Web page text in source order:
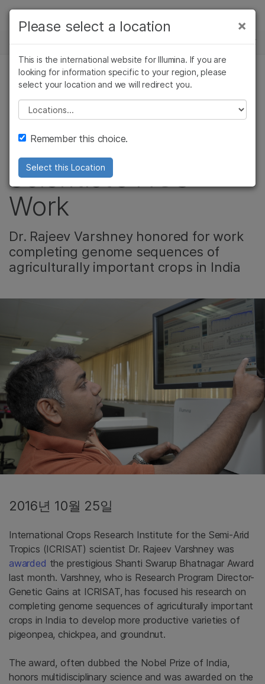
Skip to content
솔루션
학습
회사
지원
추천 링크
뉴스 센터
농업유전체학
Indian Prime
Minister Recognizes
Scientist’s NGS
Work
Dr. Rajeev Varshney honored for work
completing genome sequences of
agriculturally important crops in India
2016년 10월 25일
International Crops Research Institute for the Semi-Arid
Tropics (ICRISAT) scientist Dr. Rajeev Varshney was
awarded the prestigious Shanti Swarup Bhatnagar Award
last month. Varshney, who is Research Program Director-
Genetic Gains at ICRISAT, has focused his research on
completing genome sequences of agriculturally important
crops in India to develop more productive varieties of
pigeonpea, chickpea, and groundnut.
The award, often dubbed the Nobel Prize of India,
honors multidisciplinary science and was awarded on the
×
Please select a location
This is the international website for Illumina. If you are
looking for information specific to your region, please
select your location and we will redirect you.
Please select a location
Remember this choice.
Select this Location
×
암 연구
미생물학 연구
농업유전체학 연구
복합 질환 연구
임상 종양학 연구
생식 보건 연구
연구